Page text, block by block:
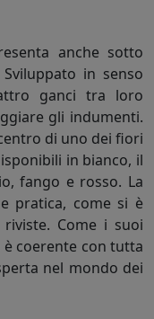
anche sotto
in senso
ganci tra loro
gli indumenti.
di uno dei fiori
in bianco, il
fango e rosso. La
pratica, come si è
Come i suoi
coerente con tutta
nel mondo dei